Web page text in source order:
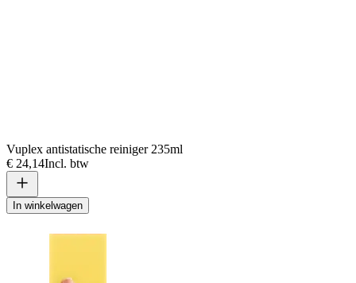
Vuplex antistatische reiniger 235ml
€ 24,14Incl. btw
In winkelwagen